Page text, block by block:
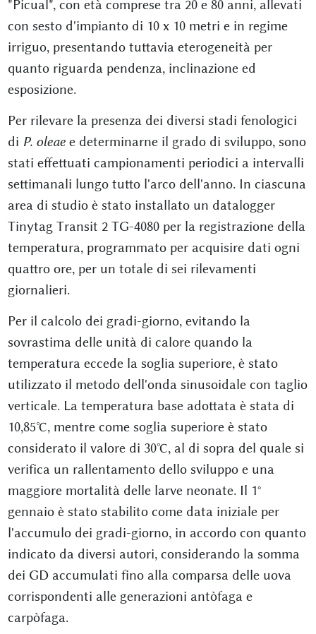
"Picual", con età comprese tra 20 e 80 anni, allevati
con sesto d'impianto di 10 x 10 metri e in regime
irriguo, presentando tuttavia eterogeneità per
quanto riguarda pendenza, inclinazione ed
esposizione.
Per rilevare la presenza dei diversi stadi fenologici
di P. oleaee determinarne il grado di sviluppo, sono
stati effettuati campionamenti periodici a intervalli
settimanali lungo tutto l'arco dell'anno. In ciascuna
area di studio è stato installato un datalogger
Tinytag Transit 2 TG-4080 per la registrazione della
temperatura, programmato per acquisire dati ogni
quattro ore, per un totale di sei rilevamenti
giornalieri.
Per il calcolo dei gradi-giorno, evitando la
sovrastima delle unità di calore quando la
temperatura eccede la soglia superiore, è stato
utilizzato il metodo dell'onda sinusoidale con taglio
verticale. La temperatura base adottata è stata di
10,85°C, mentre come soglia superiore è stato
considerato il valore di 30°C, al di sopra del quale si
verifica un rallentamento dello sviluppo e una
maggiore mortalità delle larve neonate. Il 1°
gennaio è stato stabilito come data iniziale per
l'accumulo dei gradi-giorno, in accordo con quanto
indicato da diversi autori, considerando la somma
dei GD accumulati fino alla comparsa delle uova
corrispondenti alle generazioni antòfaga e
carpòfaga.